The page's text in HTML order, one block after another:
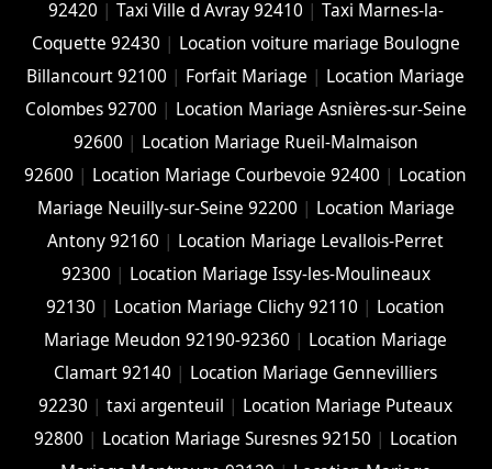
92420 | Taxi Ville d Avray 92410 | Taxi Marnes-la-
Coquette 92430 | Location voiture mariage Boulogne
Billancourt 92100 | Forfait Mariage | Location Mariage
Colombes 92700 | Location Mariage Asnières-sur-Seine
92600 | Location Mariage Rueil-Malmaison
92600 | Location Mariage Courbevoie 92400 | Location
Mariage Neuilly-sur-Seine 92200 | Location Mariage
Antony 92160 | Location Mariage Levallois-Perret
92300 | Location Mariage Issy-les-Moulineaux
92130 | Location Mariage Clichy 92110 | Location
Mariage Meudon 92190-92360 | Location Mariage
Clamart 92140 | Location Mariage Gennevilliers
92230 |taxi argenteuil | Location Mariage Puteaux
92800 | Location Mariage Suresnes 92150 | Location